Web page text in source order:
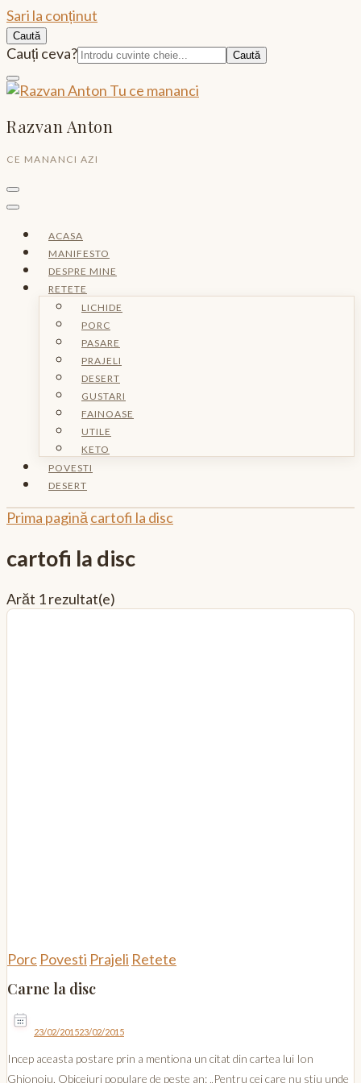
Sari la conținut
Caută
Caută:
Cauți ceva?
Razvan Anton
CE MANANCI AZI
ACASA
MANIFESTO
DESPRE MINE
RETETE
LICHIDE
PORC
PASARE
PRAJELI
DESERT
GUSTARI
FAINOASE
UTILE
KETO
POVESTI
DESERT
Prima pagină cartofi la disc
cartofi la disc
Arăt 1 rezultat(e)
Porc Povesti Prajeli Retete
Carne la disc
23/02/201523/02/2015
Incep aceasta postare prin a mentiona un citat din cartea lui Ion
Ghionoiu, Obiceiuri populare de peste an: „Pentru cei care nu stiu unde